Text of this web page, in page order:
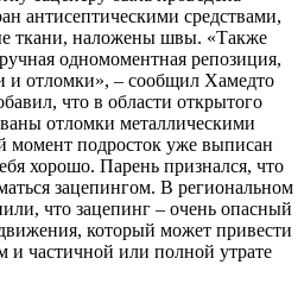
антисептическими средствами,
ткани, наложены швы. «Также
одномоментная репозиция,
и отломки», – сообщил Хамедто
что в области открытого
отломки металлическими
момент подросток уже выписан
хорошо. Парень признался, что
зацепингом. В региональном
что зацепинг – очень опасный
который может привести
и частичной или полной утрате